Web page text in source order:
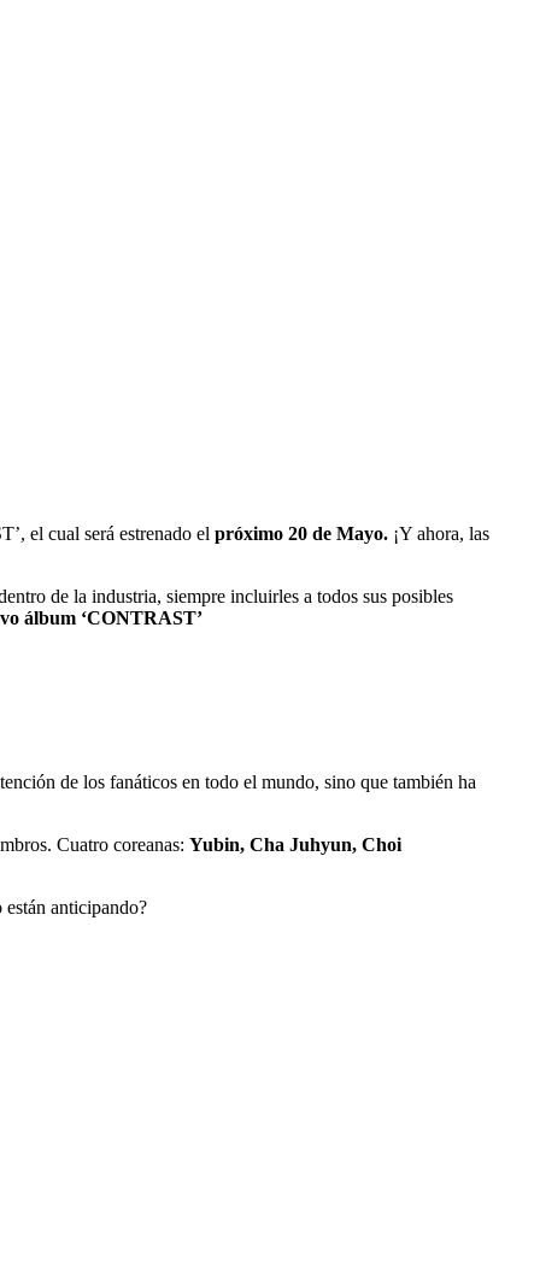
el cual será estrenado el próximo 20 de Mayo. ¡Y ahora, las
de la industria, siempre incluirles a todos sus posibles
álbum ‘CONTRAST’
de los fanáticos en todo el mundo, sino que también ha
Cuatro coreanas: Yubin, Cha Juhyun, Choi
anticipando?